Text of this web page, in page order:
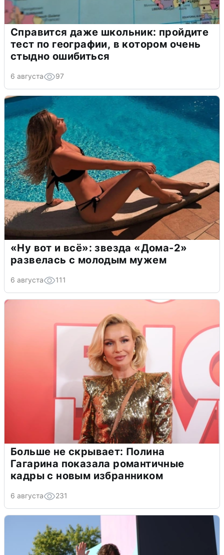
Справится даже школьник: пройдите
тест по географии, в котором очень
стыдно ошибиться
6 августа 97
«Ну вот и всё»: звезда «Дома-2»
развелась с молодым мужем
6 августа 111
Больше не скрывает: Полина
Гагарина показала романтичные
кадры с новым избранником
6 августа 231